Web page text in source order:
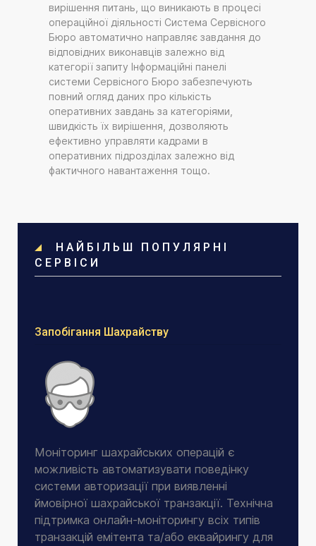
вирішення питань, що виникають в процесі
операційної діяльності Система Сервісного
Бюро автоматично направляє завдання до
відповідних виконавців залежно від
категорії запиту Інформаційні панелі
системи Сервісного Бюро забезпечують
повний огляд даних про кількість
оперативних завдань за категоріями,
швидкість їх вирішення, дозволяють
ефективно управляти кадрами в
оперативних підрозділах залежно від
фактичного навантаження тощо.
НАЙБІЛЬШ ПОПУЛЯРНІ
СЕРВІСИ
Запобігання Шахрайству
Моніторинг шахрайських операцій є
можливість автоматизувати поведінку
системи авторизації при виявленні
ймовірної шахрайської транзакції. Технічна
підтримка онлайн-моніторингу всіх типів
транзакцій емітента та/або еквайрингу для